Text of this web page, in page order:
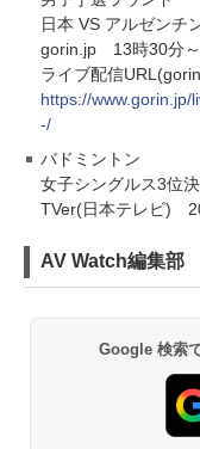
日本 VS アルゼンチ
gorin.jp 13時30分～
ライブ配信
https://www.gorin.jp/
-/
バドミントン
女子シングルス3位
TVer(日本テレビ)
AV Watch編集部
Google 検索